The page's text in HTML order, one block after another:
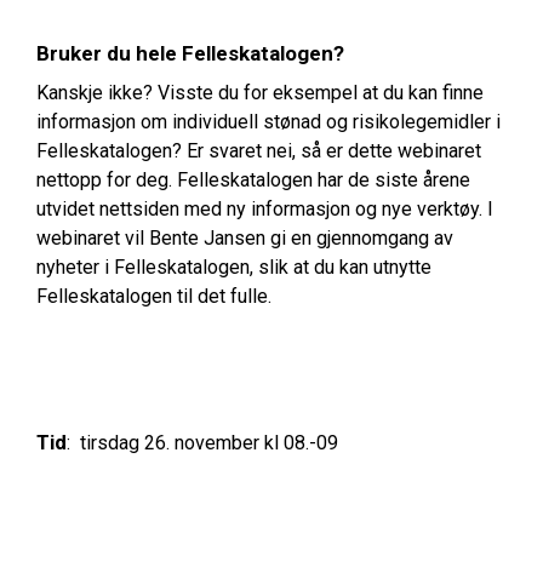
Bruker du hele Felleskatalogen?
Kanskje ikke? Visste du for eksempel at du kan finne
informasjon om individuell stønad og risikolegemidler i
Felleskatalogen? Er svaret nei, så er dette webinaret
nettopp for deg. Felleskatalogen har de siste årene
utvidet nettsiden med ny informasjon og nye verktøy. I
webinaret vil Bente Jansen gi en gjennomgang av
nyheter i Felleskatalogen, slik at du kan utnytte
Felleskatalogen til det fulle.
Tid: tirsdag 26. november kl 08.-09